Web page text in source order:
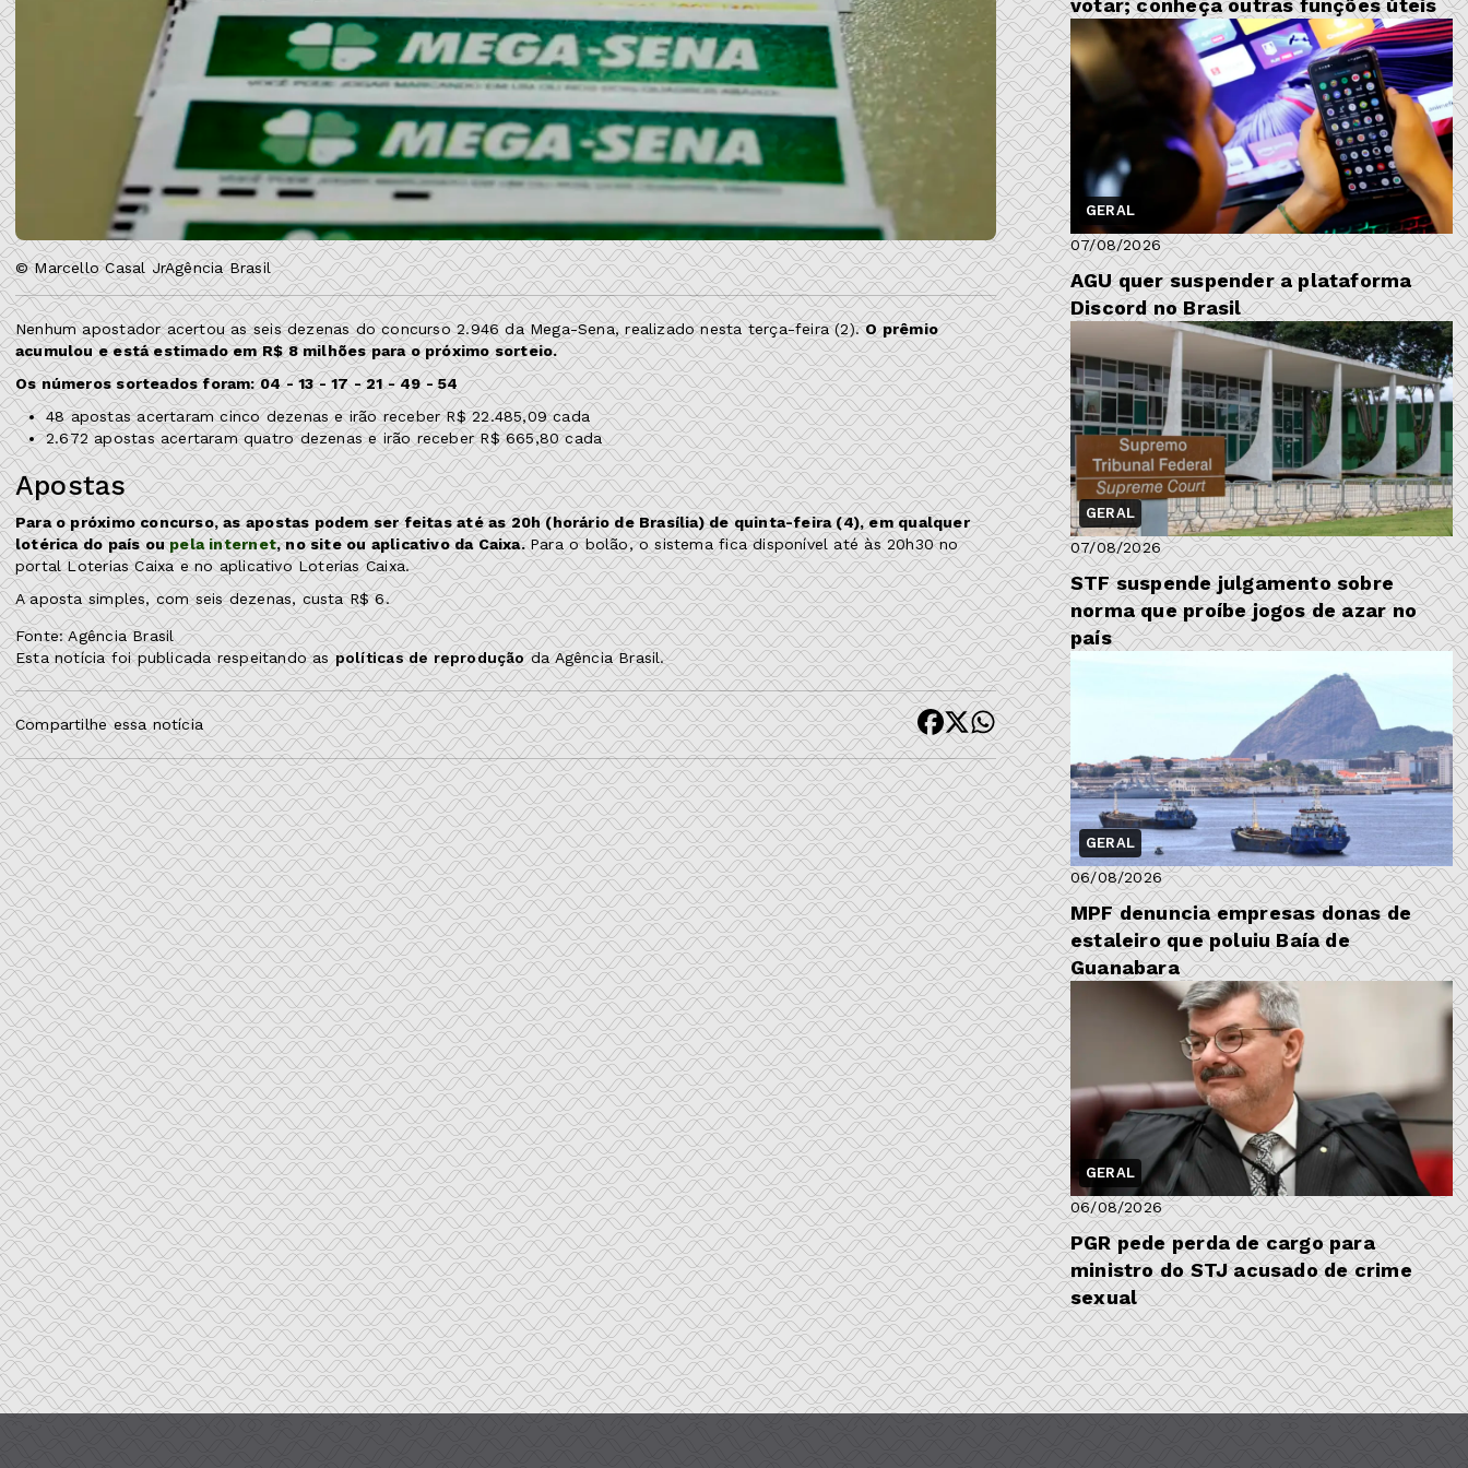
© Marcello Casal JrAgência Brasil
Nenhum apostador acertou as seis dezenas do concurso 2.946 da Mega-Sena, realizado nesta terça-feira (2).O prêmio
acumulou e está estimado em R$ 8 milhões para o próximo sorteio.
Os números sorteados foram: 04 - 13 - 17 - 21 - 49 - 54
48 apostas acertaram cinco dezenas e irão receber R$ 22.485,09 cada
2.672 apostas acertaram quatro dezenas e irão receber R$ 665,80 cada
Apostas
Para o próximo concurso, as apostas podem ser feitas até as 20h (horário de Brasília) de quinta-feira (4), em qualquer
lotérica do país oupela internet, no site ou aplicativo da Caixa.Para o bolão, o sistema fica disponível até às 20h30 no
portal Loterias Caixa e no aplicativo Loterias Caixa.
A aposta simples, com seis dezenas, custa R$ 6.
Fonte: Agência Brasil
Esta notícia foi publicada respeitando aspolíticas de reproduçãoda Agência Brasil.
Compartilhe essa notícia
votar; conheça outras funções úteis
GERAL
07/08/2026
AGU quer suspender a plataforma
Discord no Brasil
GERAL
07/08/2026
STF suspende julgamento sobre
norma que proíbe jogos de azar no
país
GERAL
06/08/2026
MPF denuncia empresas donas de
estaleiro que poluiu Baía de
Guanabara
GERAL
06/08/2026
PGR pede perda de cargo para
ministro do STJ acusado de crime
sexual